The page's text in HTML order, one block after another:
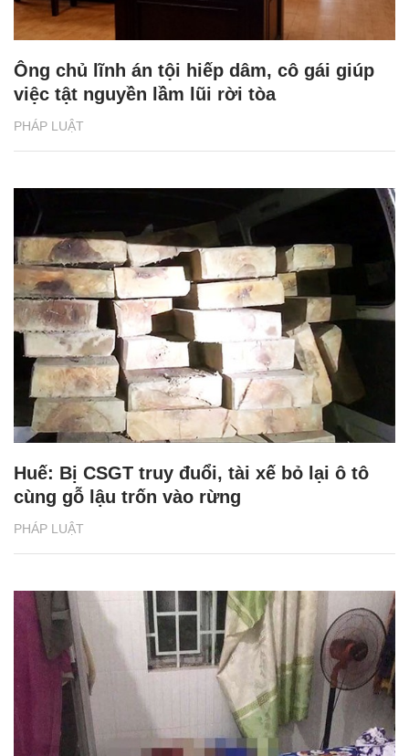
PHÁP LUẬT
Ông chủ lĩnh án tội hiếp dâm, cô gái giúp
việc tật nguyền lầm lũi rời tòa
PHÁP LUẬT
Huế: Bị CSGT truy đuổi, tài xế bỏ lại ô tô
cùng gỗ lậu trốn vào rừng